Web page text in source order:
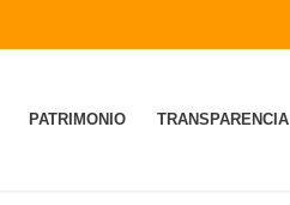
PATRIMONIO TRANSPARENCIA